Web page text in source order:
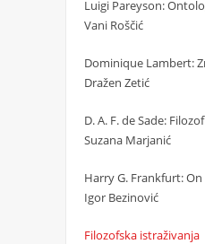
Luigi Pareyson:
Vani Roščić
Dominique Lambert:
Dražen Zetić
D. A. F. de Sade:
Suzana Marjanić
Harry G. Frankfurt:
Igor Bezinović
Filozofska istraživanja